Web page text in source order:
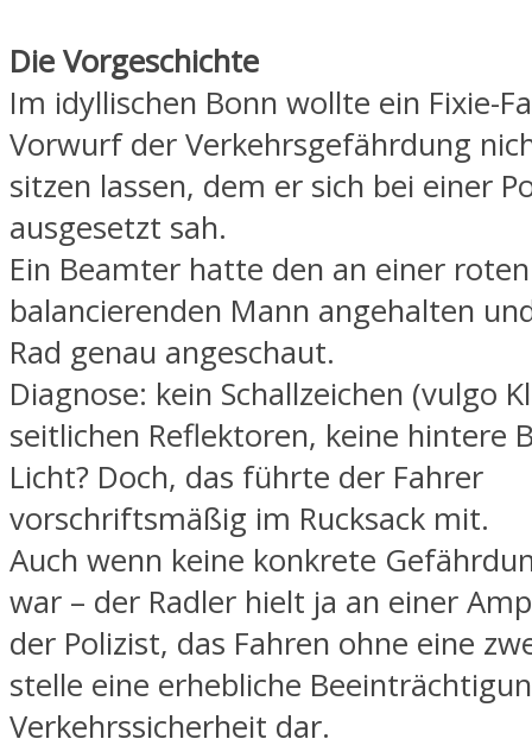
Die Vorgeschichte
Im idyllischen Bonn wollte ein Fixie-
Vorwurf der Verkehrsgefährdung
sitzen lassen, dem er sich bei einer
ausgesetzt sah.
Ein Beamter hatte den an einer
balancierenden Mann angehalten
Rad genau angeschaut.
Diagnose: kein Schallzeichen (vulgo
seitlichen Reflektoren, keine hintere
Licht? Doch, das führte der Fahrer
vorschriftsmäßig im Rucksack mit.
Auch wenn keine konkrete
war – der Radler hielt ja an einer
der Polizist, das Fahren ohne eine
stelle eine erhebliche
Verkehrssicherheit dar.